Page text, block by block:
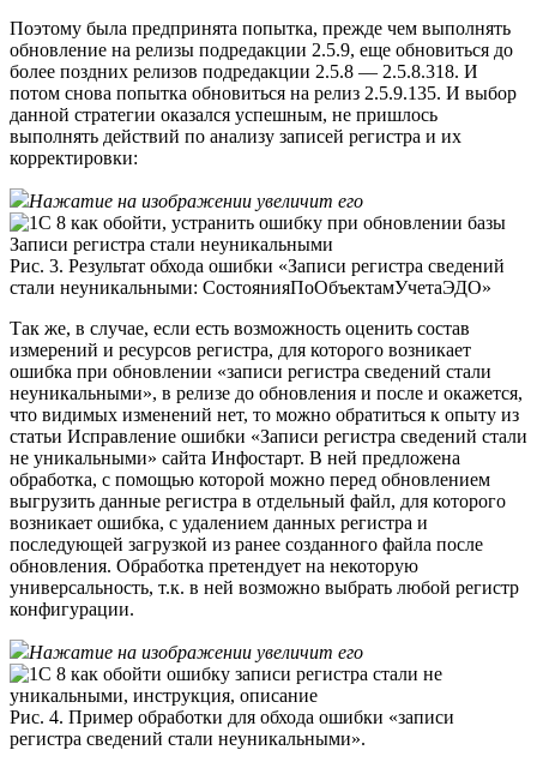
Поэтому была предпринята попытка, прежде чем выполнять
обновление на релизы подредакции 2.5.9, еще обновиться до
более поздних релизов подредакции 2.5.8 — 2.5.8.318. И
потом снова попытка обновиться на релиз 2.5.9.135. И выбор
данной стратегии оказался успешным, не пришлось
выполнять действий по анализу записей регистра и их
корректировки:
Нажатие на изображении увеличит его
Рис. 3. Результат обхода ошибки «Записи регистра сведений
стали неуникальными: СостоянияПоОбъектамУчетаЭДО»
Так же, в случае, если есть возможность оценить состав
измерений и ресурсов регистра, для которого возникает
ошибка при обновлении «записи регистра сведений стали
неуникальными», в релизе до обновления и после и окажется,
что видимых изменений нет, то можно обратиться к опыту из
статьи Исправление ошибки «Записи регистра сведений стали
не уникальными» сайта Инфостарт. В ней предложена
обработка, с помощью которой можно перед обновлением
выгрузить данные регистра в отдельный файл, для которого
возникает ошибка, с удалением данных регистра и
последующей загрузкой из ранее созданного файла после
обновления. Обработка претендует на некоторую
универсальность, т.к. в ней возможно выбрать любой регистр
конфигурации.
Нажатие на изображении увеличит его
​Рис. 4. Пример обработки для обхода ошибки «записи
регистра сведений стали неуникальными».